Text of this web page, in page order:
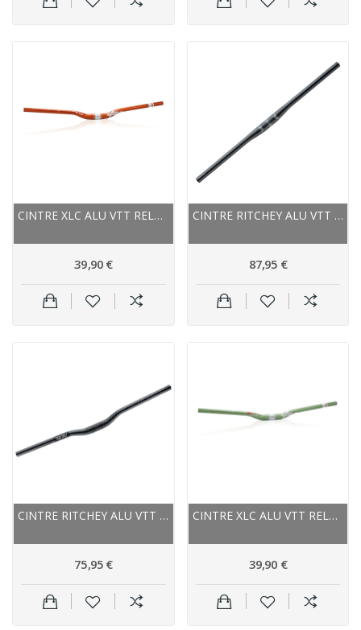
CINTRE XLC ALU VTT RELEVÉ PRO RIDE HB-M16 31.8...
39,90 €
CINTRE RITCHEY ALU VTT XC PLAT WCS OS 31.8 NOIR...
87,95 €
CINTRE RITCHEY ALU VTT RELEVÉ RIZER WCS TRAIL...
75,95 €
CINTRE XLC ALU VTT RELEVÉ PRO RIDE HB-M16 31.8...
39,90 €